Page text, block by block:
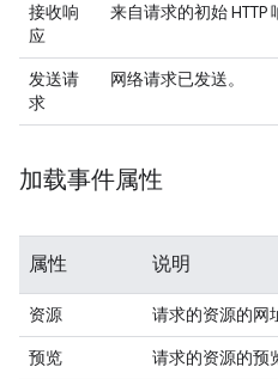
接收响
应
来自请求的初始 HTTP
发送请
求
网络请求已发送。
加载事件属性
属性 说明
资源
请求的资源的网
预览
请求的资源的预